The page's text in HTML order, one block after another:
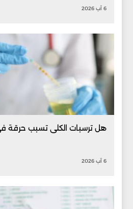
6 آب 2026
هل ترسبات الكلى تسبب حرقة
6 آب 2026